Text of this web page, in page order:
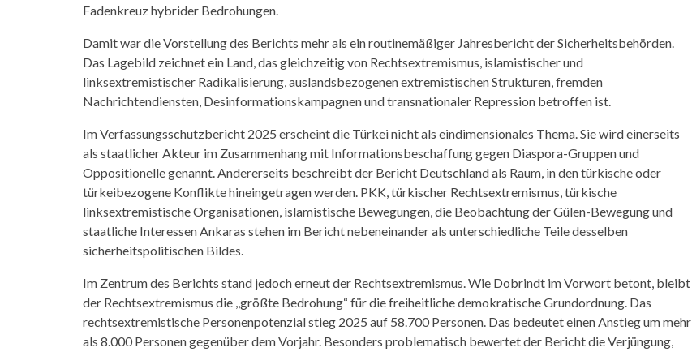
Fadenkreuz hybrider Bedrohungen.
Damit war die Vorstellung des Berichts mehr als ein routinemäßiger Jahresbericht der Sicherheitsbehörden.
Das Lagebild zeichnet ein Land, das gleichzeitig von Rechtsextremismus, islamistischer und
linksextremistischer Radikalisierung, auslandsbezogenen extremistischen Strukturen, fremden
Nachrichtendiensten, Desinformationskampagnen und transnationaler Repression betroffen ist.
Im Verfassungsschutzbericht 2025 erscheint die Türkei nicht als eindimensionales Thema. Sie wird einerseits
als staatlicher Akteur im Zusammenhang mit Informationsbeschaffung gegen Diaspora-Gruppen und
Oppositionelle genannt. Andererseits beschreibt der Bericht Deutschland als Raum, in den türkische oder
türkeibezogene Konflikte hineingetragen werden. PKK, türkischer Rechtsextremismus, türkische
linksextremistische Organisationen, islamistische Bewegungen, die Beobachtung der Gülen-Bewegung und
staatliche Interessen Ankaras stehen im Bericht nebeneinander als unterschiedliche Teile desselben
sicherheitspolitischen Bildes.
Im Zentrum des Berichts stand jedoch erneut der Rechtsextremismus. Wie Dobrindt im Vorwort betont, bleibt
der Rechtsextremismus die ,,größte Bedrohung“ für die freiheitliche demokratische Grundordnung. Das
rechtsextremistische Personenpotenzial stieg 2025 auf 58.700 Personen. Das bedeutet einen Anstieg um mehr
als 8.000 Personen gegenüber dem Vorjahr. Besonders problematisch bewertet der Bericht die Verjüngung,